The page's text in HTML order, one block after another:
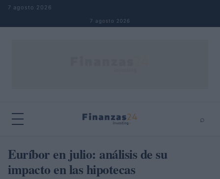
Saltar al contenido
7 agosto 2026
7 agosto 2026
⌕
Buscar
Euríbor en julio: análisis de su
impacto en las hipotecas